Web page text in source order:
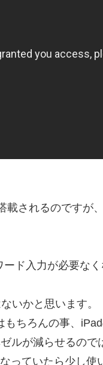
されるのですが
ド入力が必要な
いかと思います。
ちろんの事、
ルが減らせるので
っていたら少し使